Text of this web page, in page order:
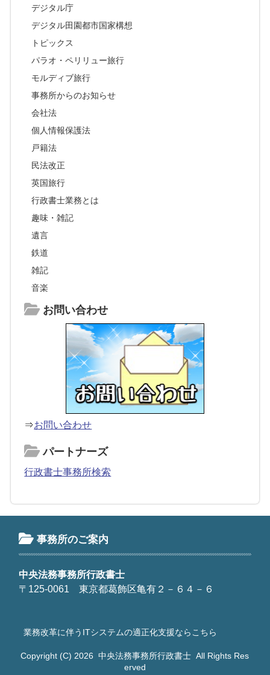
デジタル庁
デジタル田園都市国家構想
トピックス
パラオ・ペリリュー旅行
モルディブ旅行
事務所からのお知らせ
会社法
個人情報保護法
戸籍法
民法改正
英国旅行
行政書士業務とは
趣味・雑記
遺言
鉄道
雑記
音楽
お問い合わせ
⇒お問い合わせ
パートナーズ
行政書士事務所検索
事務所のご案内
中央法務事務所行政書士
〒125-0061 東京都葛飾区亀有２－６４－６
業務改革に伴うITシステムの適正化支援ならこちら
Copyright (C) 2026中央法務事務所行政書士 All Rights Res
erved